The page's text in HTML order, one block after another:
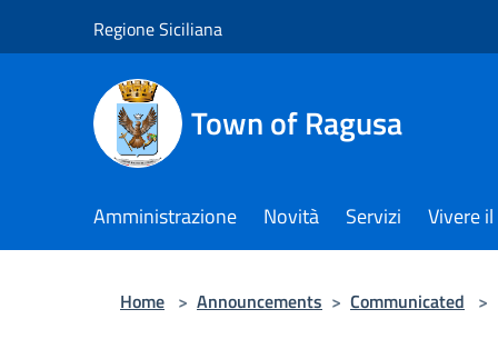
Regione Siciliana
Town of Ragusa
Amministrazione Novità Servizi Vivere
Home > Announcements > Communicated >